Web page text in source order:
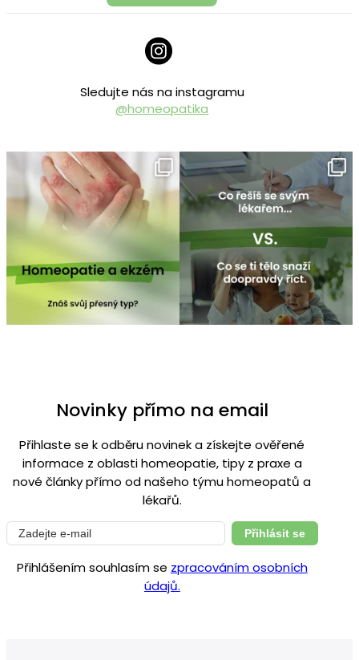
Sledujte nás na instagramu
@homeopatika
homeopatika.cz
Čvc 25
homeopatika.cz
Čvc 16
Novinky přímo na email
Přihlaste se k odběru novinek a získejte ověřené
informace z oblasti homeopatie, tipy z praxe a
nové články přímo od našeho týmu homeopatů a
lékařů.
Přihlásit se
Přihlášením souhlasím se zpracováním osobních
údajů.